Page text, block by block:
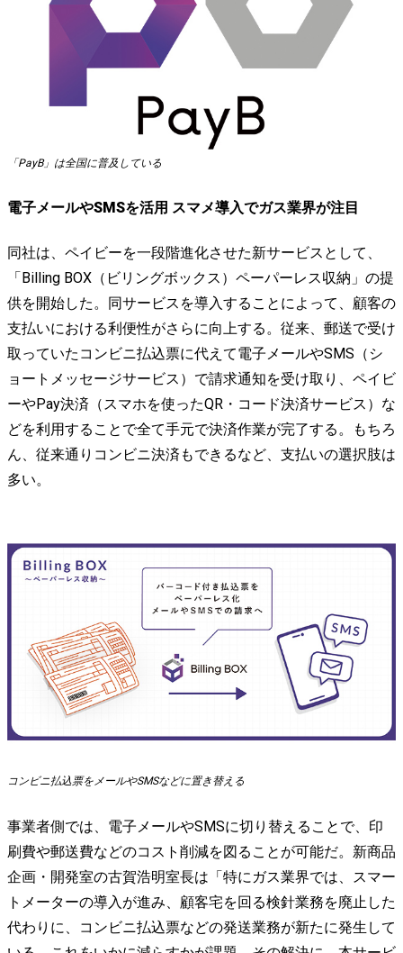
「PayB」は全国に普及している
電子メールやSMSを活用 スマメ導入でガス業界が注目
同社は、ペイビーを一段階進化させた新サービスとして、
「Billing BOX（ビリングボックス）ペーパーレス収納」の提
供を開始した。同サービスを導入することによって、顧客の
支払いにおける利便性がさらに向上する。従来、郵送で受け
取っていたコンビニ払込票に代えて電子メールやSMS（シ
ョートメッセージサービス）で請求通知を受け取り、ペイビ
ーやPay決済（スマホを使ったQR・コード決済サービス）な
どを利用することで全て手元で決済作業が完了する。もちろ
ん、従来通りコンビニ決済もできるなど、支払いの選択肢は
多い。
コンビニ払込票をメールやSMSなどに置き替える
事業者側では、電子メールやSMSに切り替えることで、印
刷費や郵送費などのコスト削減を図ることが可能だ。新商品
企画・開発室の古賀浩明室長は「特にガス業界では、スマー
トメーターの導入が進み、顧客宅を回る検針業務を廃止した
代わりに、コンビニ払込票などの発送業務が新たに発生して